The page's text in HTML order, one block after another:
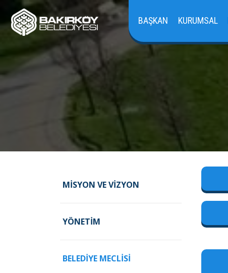
BAŞKAN KURUMSAL
MISYON VE VIZYON
YÖNETIM
BELEDIYE MECLISI